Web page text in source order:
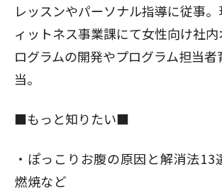
レッスンやパーソナル指導に従事
ィットネス事業課にて女性向け社
ログラムの開発やプログラム担当
当。
■もっと知りたい■
ぽっこりお腹の原因と解消法13
燃焼など